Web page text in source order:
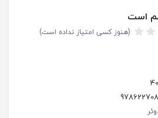
است
(هنوز کسی امتیاز نداده است)